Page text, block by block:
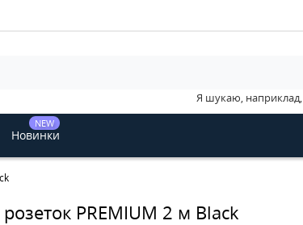
Я шукаю, наприклад,
NEW
Новинки
PREMIUM 2 м Black